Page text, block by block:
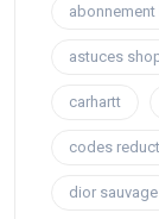
astuces
carhartt
codes
dior sauvage